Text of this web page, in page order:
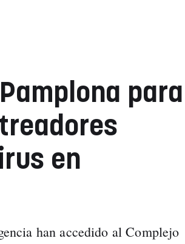
para
en
han accedido al Complejo